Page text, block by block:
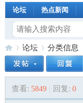
论坛 热点新闻
美»
论坛
›
分类信息
查看: 5849 | 回复: 0